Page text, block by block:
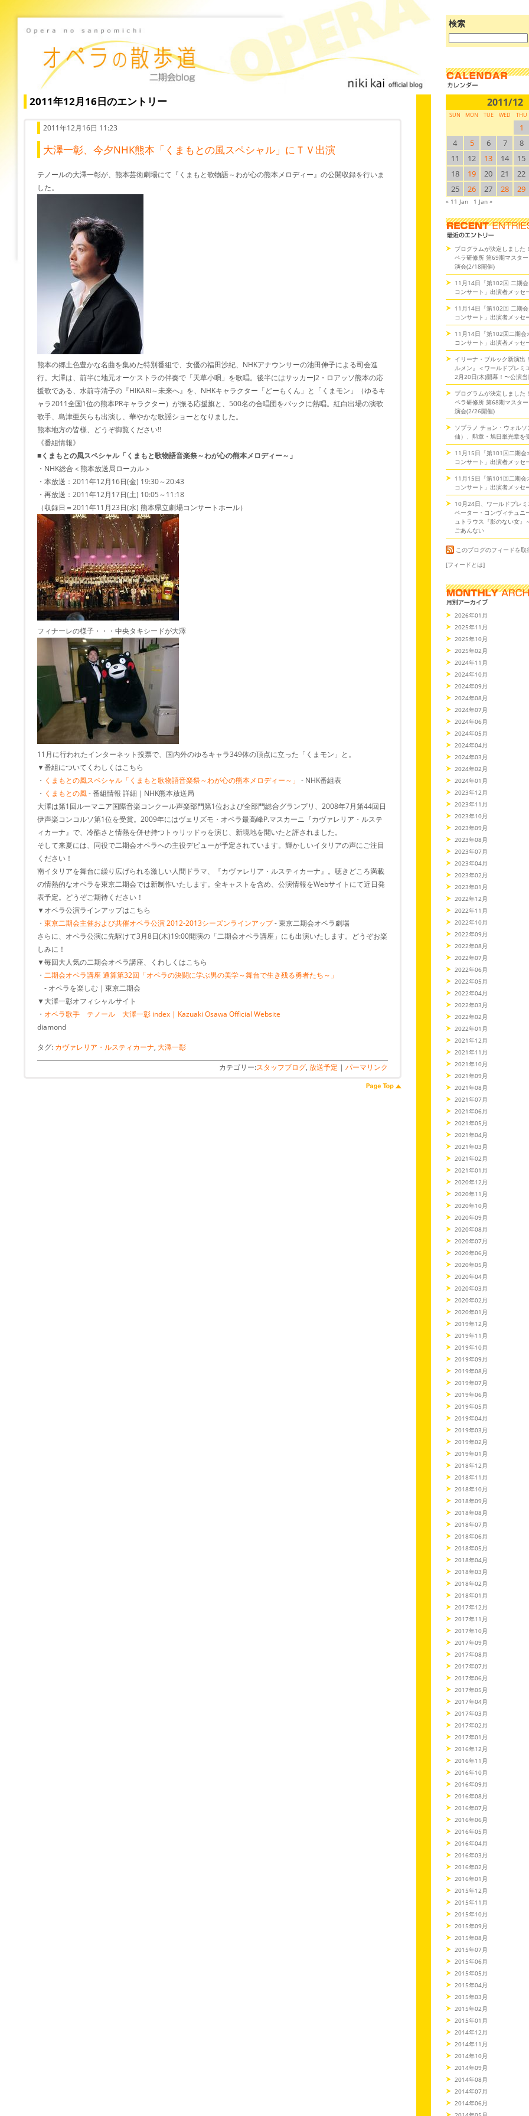
検索
ブ
ロ
検
索:
2011年12月16日のエントリー
2011年12月16日 11:23
大澤一彰、今夕NHK熊本「くまもとの風スペシャル」にＴＶ出演
テノールの大澤一彰が、熊本芸術劇場にて『くまもと歌物語～わが心の熊本メロディー』の公開収録を行いま
した。
熊本の郷土色豊かな名曲を集めた特別番組で、女優の福田沙紀、NHKアナウンサーの池田伸子による司会進
行。大澤は、前半に地元オーケストラの伴奏で「天草小唄」を歌唱。後半にはサッカーJ2・ロアッソ熊本の応
援歌である、水前寺清子の『HIKARI～未来へ』を、NHKキャラクター「どーもくん」と「くまモン」（ゆるキ
ャラ2011全国1位の熊本PRキャラクター）が振る応援旗と、500名の合唱団をバックに熱唱。紅白出場の演歌
歌手、島津亜矢らも出演し、華やかな歌謡ショーとなりました。
熊本地方の皆様、どうぞ御覧ください!!
《番組情報》
■くまもとの風スペシャル「くまもと歌物語音楽祭～わが心の熊本メロディー～」
・NHK総合＜熊本放送局ローカル＞
・本放送：2011年12月16日(金) 19:30～20:43
・再放送：2011年12月17日(土) 10:05～11:18
（収録日＝2011年11月23日(水) 熊本県立劇場コンサートホール）
フィナーレの様子・・・中央タキシードが大澤
11月に行われたインターネット投票で、国内外のゆるキャラ349体の頂点に立った「くまモン」と。
▼番組についてくわしくはこちら
・ くまもとの風スペシャル「くまもと歌物語音楽祭～わが心の熊本メロディー～」 - NHK番組表
・ くまもとの風- 番組情報 詳細｜NHK熊本放送局
大澤は第1回ルーマニア国際音楽コンクール声楽部門第1位および全部門総合グランプリ、2008年7月第44回日
伊声楽コンコルソ第1位を受賞。2009年にはヴェリズモ・オペラ最高峰P.マスカーニ『カヴァレリア・ルステ
ィカーナ』で、冷酷さと情熱を併せ持つトゥリッドゥを演じ、新境地を開いたと評されました。
そして来夏には、同役で二期会オペラへの主役デビューが予定されています。輝かしいイタリアの声にご注目
ください！
南イタリアを舞台に繰り広げられる激しい人間ドラマ、『カヴァレリア・ルスティカーナ』。聴きどころ満載
の情熱的なオペラを東京二期会では新制作いたします。全キャストを含め、公演情報をWebサイトにて近日発
表予定。どうぞご期待ください！
▼オペラ公演ラインアップはこちら
・ 東京二期会主催および共催オペラ公演 2012-2013シーズンラインアップ- 東京二期会オペラ劇場
さらに、オペラ公演に先駆けて3月8日(木)19:00開演の「二期会オペラ講座」にも出演いたします。どうぞお楽
しみに！
▼毎回大人気の二期会オペラ講座、くわしくはこちら
・ 二期会オペラ講座 通算第32回「オペラの決闘に学ぶ男の美学～舞台で生き残る勇者たち～」
- オペラを楽しむ｜東京二期会
▼大澤一彰オフィシャルサイト
・ オペラ歌手 テノール 大澤一彰 index | Kazuaki Osawa Official Website
diamond
タグ: カヴァレリア・ルスティカーナ, 大澤一彰
カテゴリー:スタッフブログ, 放送予定 | パーマリンク
2011/12
SUN MON TUE WED THU
1
4
5 6 7
8
11
12 13 14
15
18
19 20 21
22
25
26 27 28 29
« 11 Jan 1 Jan »
プログラムが決定しました
ペラ研修所 第69期マスタ
演会(2/18開催)
11月14日「第102回 二期
コンサート」出演者メッセ
11月14日「第102回 二期
コンサート」出演者メッセ
11月14日「第102回二期会
コンサート」出演者メッセ
イリーナ・ブルック新演出
ルメン』＜ワールドプレミ
2月20日(木)開幕！〜公演
プログラムが決定しました
ペラ研修所 第68期マスタ
演会(2/26開催)
ソプラノ チョン・ウォルソ
仙）、勲章・旭日単光章を
11月15日「第101回二期会
コンサート」出演者メッセ
11月15日「第101回二期会
コンサート」出演者メッセ
10月24日、ワールドプレ
ペーター・コンヴィチュニ
ュトラウス『影のない女』
ごあんない
このブログのフィードを取
[フィードとは]
2026年01月
2025年11月
2025年10月
2025年02月
2024年11月
2024年10月
2024年09月
2024年08月
2024年07月
2024年06月
2024年05月
2024年04月
2024年03月
2024年02月
2024年01月
2023年12月
2023年11月
2023年10月
2023年09月
2023年08月
2023年07月
2023年04月
2023年02月
2023年01月
2022年12月
2022年11月
2022年10月
2022年09月
2022年08月
2022年07月
2022年06月
2022年05月
2022年04月
2022年03月
2022年02月
2022年01月
2021年12月
2021年11月
2021年10月
2021年09月
2021年08月
2021年07月
2021年06月
2021年05月
2021年04月
2021年03月
2021年02月
2021年01月
2020年12月
2020年11月
2020年10月
2020年09月
2020年08月
2020年07月
2020年06月
2020年05月
2020年04月
2020年03月
2020年02月
2020年01月
2019年12月
2019年11月
2019年10月
2019年09月
2019年08月
2019年07月
2019年06月
2019年05月
2019年04月
2019年03月
2019年02月
2019年01月
2018年12月
2018年11月
2018年10月
2018年09月
2018年08月
2018年07月
2018年06月
2018年05月
2018年04月
2018年03月
2018年02月
2018年01月
2017年12月
2017年11月
2017年10月
2017年09月
2017年08月
2017年07月
2017年06月
2017年05月
2017年04月
2017年03月
2017年02月
2017年01月
2016年12月
2016年11月
2016年10月
2016年09月
2016年08月
2016年07月
2016年06月
2016年05月
2016年04月
2016年03月
2016年02月
2016年01月
2015年12月
2015年11月
2015年10月
2015年09月
2015年08月
2015年07月
2015年06月
2015年05月
2015年04月
2015年03月
2015年02月
2015年01月
2014年12月
2014年11月
2014年10月
2014年09月
2014年08月
2014年07月
2014年06月